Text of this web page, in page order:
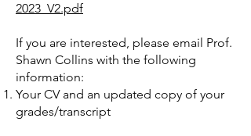
2023_V2.pdf
If you are interested, please email Prof.
Shawn Collins with the following
information:
Your CV and an updated copy of your
grades/transcript